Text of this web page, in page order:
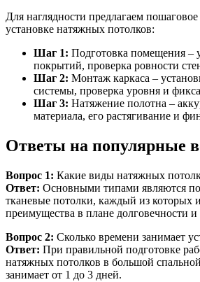
Для наглядности предлагаем
установке натяжных потолков:
Шаг 1: Подготовка помещения –
покрытий, проверка ровности
Шаг 2: Монтаж каркаса –
системы, проверка уровня и
Шаг 3: Натяжение полотна –
материала, его растягивание и
Ответы на популярные
Вопрос 1: Какие виды натяжных
Ответ: Основными типами являются
тканевые потолки, каждый из которых
преимущества в плане долговечности и
Вопрос 2: Сколько времени занимает
Ответ: При правильной подготовке
натяжных потолков в большой
занимает от 1 до 3 дней.